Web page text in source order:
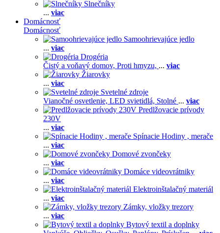
Slnečníky
... viac
Domácnosť
Domácnosť
Samoohrievajúce jedlo
... viac
Drogéria
Čistý a voňavý domov, Proti hmyzu, ... viac
Žiarovky
... viac
Svetelné zdroje
Vianočné osvetlenie, LED svietidlá, Stolné ... viac
Predlžovacie prívody
230V
... viac
Spínacie Hodiny , merače
... viac
Domové zvončeky
... viac
Domáce videovrátniky
... viac
Elektroinštalačný materiál
... viac
Zámky, vložky trezory
... viac
Bytový textil a doplnky